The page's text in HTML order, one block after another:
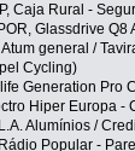
Caja Rural -
Glassdrive Q8
general /
Cycling)
Generation Pro
Hiper Europa -
Alumínios /
Popular -